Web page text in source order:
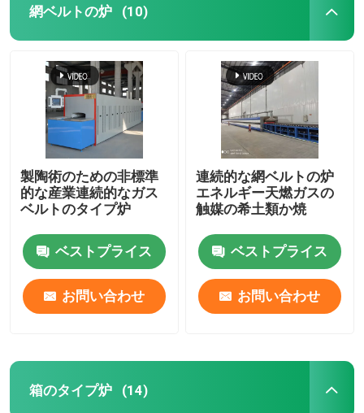
網ベルトの炉 (10)
製陶術のための非標準
的な産業連続的なガス
ベルトのタイプ炉
ベストプライス
お問い合わせ
連続的な網ベルトの炉
エネルギー天燃ガスの
触媒の希土類か焼
ベストプライス
お問い合わせ
箱のタイプ炉 (14)